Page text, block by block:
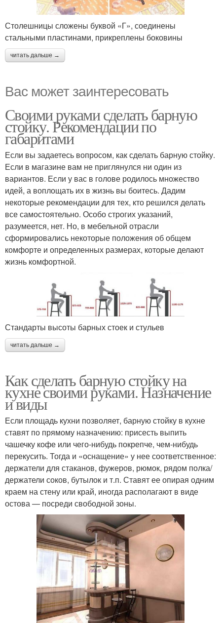
Столешницы сложены буквой «Г», соединены
стальными пластинами, прикреплены боковины
читать дальше →
Вас может заинтересовать
Своими руками сделать барную
стойку. Рекомендации по
габаритами
Если вы задаетесь вопросом, как сделать барную стойку.
Если в магазине вам не приглянулся ни один из
вариантов. Если у вас в голове родилось множество
идей, а воплощать их в жизнь вы боитесь. Дадим
некоторые рекомендации для тех, кто решился делать
все самостоятельно. Особо строгих указаний,
разумеется, нет. Но, в мебельной отрасли
сформировались некоторые положения об общем
комфорте и определенных размерах, которые делают
жизнь комфортной.
Стандарты высоты барных стоек и стульев
читать дальше →
Как сделать барную стойку на
кухне своими руками. Назначение
и виды
Если площадь кухни позволяет, барную стойку в кухне
ставят по прямому назначению: присесть выпить
чашечку кофе или чего-нибудь покрепче, чем-нибудь
перекусить. Тогда и «оснащение» у нее соответственное:
держатели для стаканов, фужеров, рюмок, рядом полка/
держатели соков, бутылок и т.п. Ставят ее опирая одним
краем на стену или край, иногда располагают в виде
остова — посреди свободной зоны.